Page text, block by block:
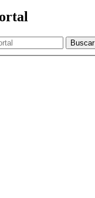
Buscar